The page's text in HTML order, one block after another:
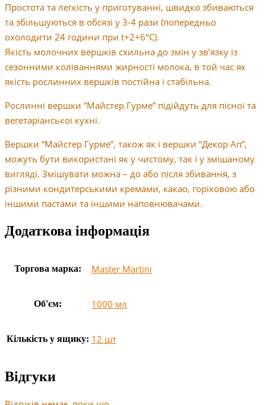
Простота та легкість у приготуванні, швидко збиваються
та збільшуються в обсязі у 3-4 рази (попередньо
охолодити 24 години при t+2+6°С).
Якість молочних вершків схильна до змін у зв’язку із
сезонними коліваннями жирності молока, в той час як
якість рослинних вершків постійна і стабільна.
Рослинні вершки “Майстер Гурме” підійдуть для пісної та
вегетаріанської кухні.
Вершки “Майстер Гурме”, також як і вершки “Декор Ап”,
можуть бути використані як у чистому, так і у змішаному
вигляді. Змішувати можна – до або після збивання, з
різними кондитерськими кремами, какао, горіховою або
іншими пастами та іншими наповнювачами.
Додаткова інформація
Торгова марка: Master Martini
Об'єм: 1000 мл
Кількість у ящику: 12 шт
Відгуки